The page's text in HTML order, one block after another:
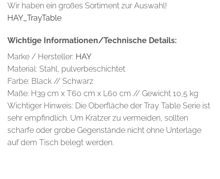
Wir haben ein großes Sortiment zur Auswahl!
HAY_TrayTable
Wichtige Informationen/Technische Details:
Marke / Hersteller: HAY
Material: Stahl, pulverbeschichtet
Farbe: Black // Schwarz
Maße: H39 cm x T60 cm x L60 cm // Gewicht 10,5 kg
Wichtiger Hinweis: Die Oberfläche der Tray Table Serie ist
sehr empfindlich. Um Kratzer zu vermeiden, sollten
scharfe oder grobe Gegenstände nicht ohne Unterlage
auf dem Tisch belegt werden.